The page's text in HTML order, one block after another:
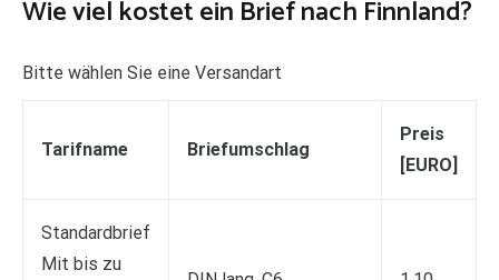
Wie viel kostet ein Brief nach Finnland?
Bitte wählen Sie eine Versandart
Tarifname Briefumschlag
Preis
[EURO]
Standardbrief
Mit bis zu